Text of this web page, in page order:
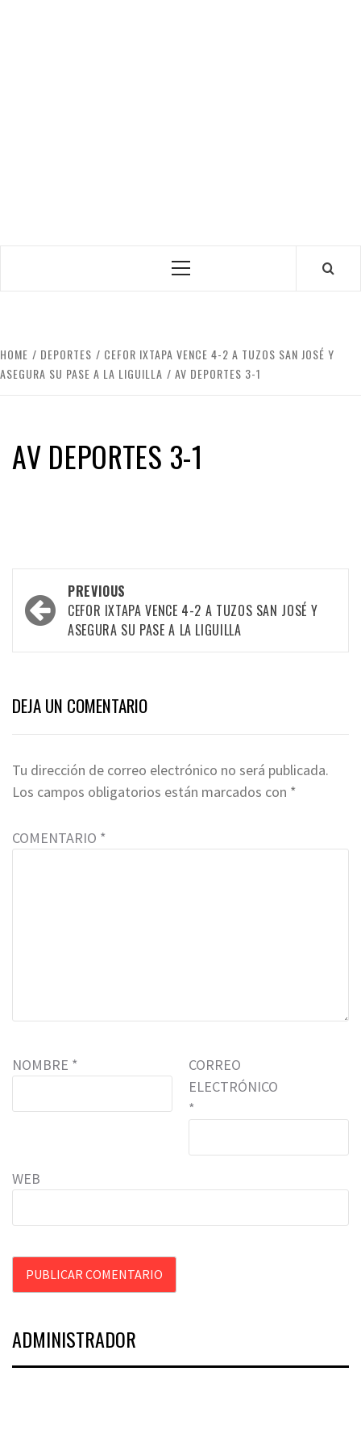
Primary
HOME DEPORTES
CEFOR IXTAPA VENCE 4-2 A TUZOS SAN JOSÉ Y
ASEGURA SU PASE A LA LIGUILLA
AV DEPORTES 3-1
AV DEPORTES 3-1
Post
navigation
PREVIOUS
CEFOR IXTAPA VENCE 4-2 A TUZOS SAN JOSÉ Y
ASEGURA SU PASE A LA LIGUILLA
DEJA UN COMENTARIO
Tu dirección de correo electrónico no será publicada.
Los campos obligatorios están marcados con *
COMENTARIO *
NOMBRE *
CORREO
ELECTRÓNICO
*
WEB
ADMINISTRADOR